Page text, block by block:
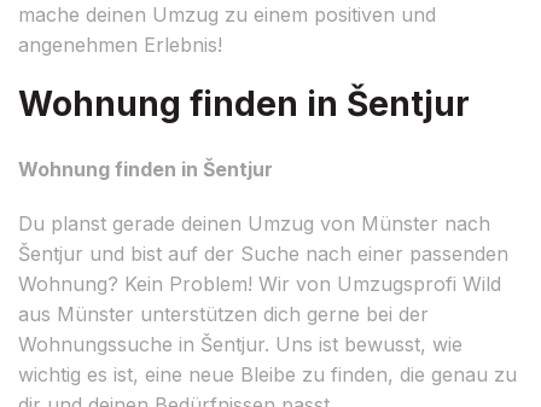
mache deinen Umzug zu einem positiven und
angenehmen Erlebnis!
Wohnung finden in Šentjur
Wohnung finden in Šentjur
Du planst gerade deinen Umzug von Münster nach
Šentjur und bist auf der Suche nach einer passenden
Wohnung? Kein Problem! Wir von Umzugsprofi Wild
aus Münster unterstützen dich gerne bei der
Wohnungssuche in Šentjur. Uns ist bewusst, wie
wichtig es ist, eine neue Bleibe zu finden, die genau zu